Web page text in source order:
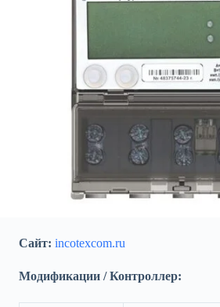
Сайт: incotexcom.ru
Модификации / Контроллер: